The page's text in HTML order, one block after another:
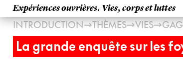
Expériences ouvrières. Vies, corps et luttes
INTRODUCTION→THÈMES→VIES→
La grande enquête sur les